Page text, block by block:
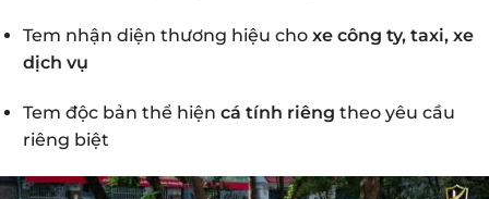
Tem nhận diện thương hiệu cho xe công ty, taxi, xe
dịch vụ
Tem độc bản thể hiện cá tính riêng theo yêu cầu
riêng biệt